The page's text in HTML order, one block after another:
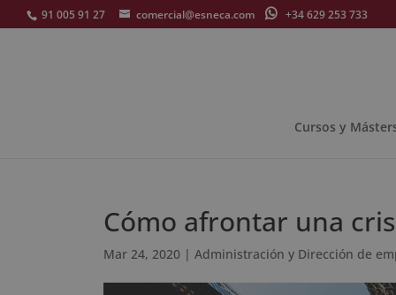
91 005 91 27 comercial@esneca.com +34 629 253 733
Cursos y
Cómo afrontar una
Mar 24, 2020 | Administración y Dirección de